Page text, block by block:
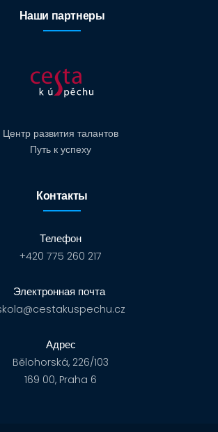
Наши партнеры
Центр развития талантов
Путь к успеху
Контакты
Телефон
+420 775 260 217
Электронная почта
Адрес
Bělohorská, 226/103
169 00, Praha 6